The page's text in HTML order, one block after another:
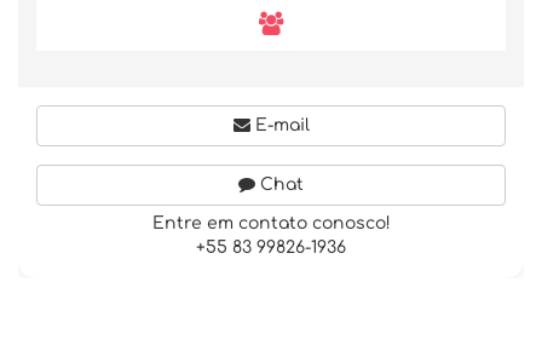
E-mail
Chat
Entre em contato conosco!
+55 83 99826-1936